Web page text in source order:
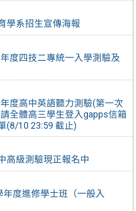
學系招生宣傳海報
度四技二專統一入學測驗及
度高中英語聽力測驗(第一次
全體高三學生登入gapps信箱
(8/10 23:59 截止)
高級測驗現正報名中
年度進修學士班（一般入